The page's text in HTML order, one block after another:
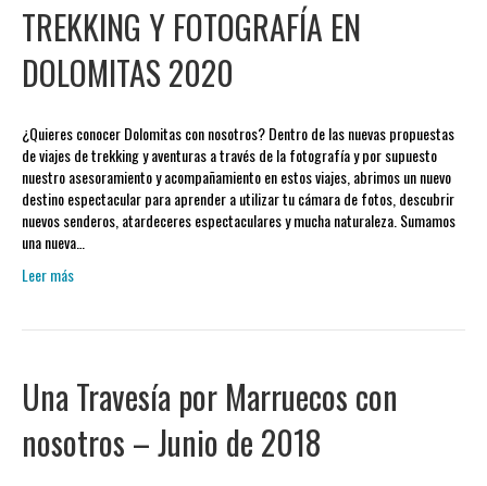
TREKKING Y FOTOGRAFÍA EN
DOLOMITAS 2020
¿Quieres conocer Dolomitas con nosotros? Dentro de las nuevas propuestas
de viajes de trekking y aventuras a través de la fotografía y por supuesto
nuestro asesoramiento y acompañamiento en estos viajes, abrimos un nuevo
destino espectacular para aprender a utilizar tu cámara de fotos, descubrir
nuevos senderos, atardeceres espectaculares y mucha naturaleza. Sumamos
una nueva…
Leer más
Una Travesía por Marruecos con
nosotros – Junio de 2018